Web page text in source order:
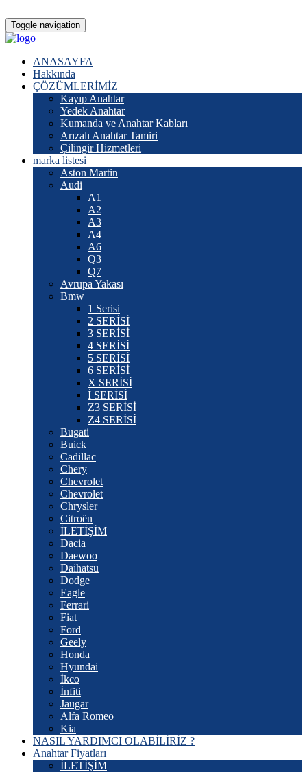
Toggle navigation
ANASAYFA
Hakkında
ÇÖZÜMLERİMİZ
Kayıp Anahtar
Yedek Anahtar
Kumanda ve Anahtar Kabları
Arızalı Anahtar Tamiri
Çilingir Hizmetleri
marka listesi
Aston Martin
Audi
A1
A2
A3
A4
A6
Q3
Q7
Avrupa Yakası
Bmw
1 Serisi
2 SERİSİ
3 SERİSİ
4 SERİSİ
5 SERİSİ
6 SERİSİ
X SERİSİ
İ SERİSİ
Z3 SERİSİ
Z4 SERİSİ
Bugati
Buick
Cadillac
Chery
Chevrolet
Chevrolet
Chrysler
Citroën
İLETİŞİM
Dacia
Daewoo
Daihatsu
Dodge
Eagle
Ferrari
Fiat
Ford
Geely
Honda
Hyundai
İkco
İnfiti
Jaugar
Alfa Romeo
Kia
NASIL YARDIMCI OLABİLİRİZ ?
Anahtar Fiyatları
İLETİŞİM